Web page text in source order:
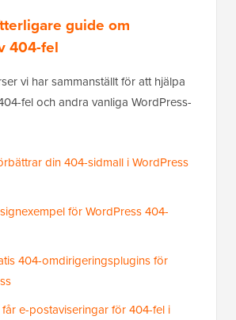
guide om
404-fel
vi har sammanställt för att hjälpa
fel och andra vanliga WordPress-
din 404-sidmall i WordPress
för WordPress 404-
404-omdirigeringsplugins för
e-postaviseringar för 404-fel i